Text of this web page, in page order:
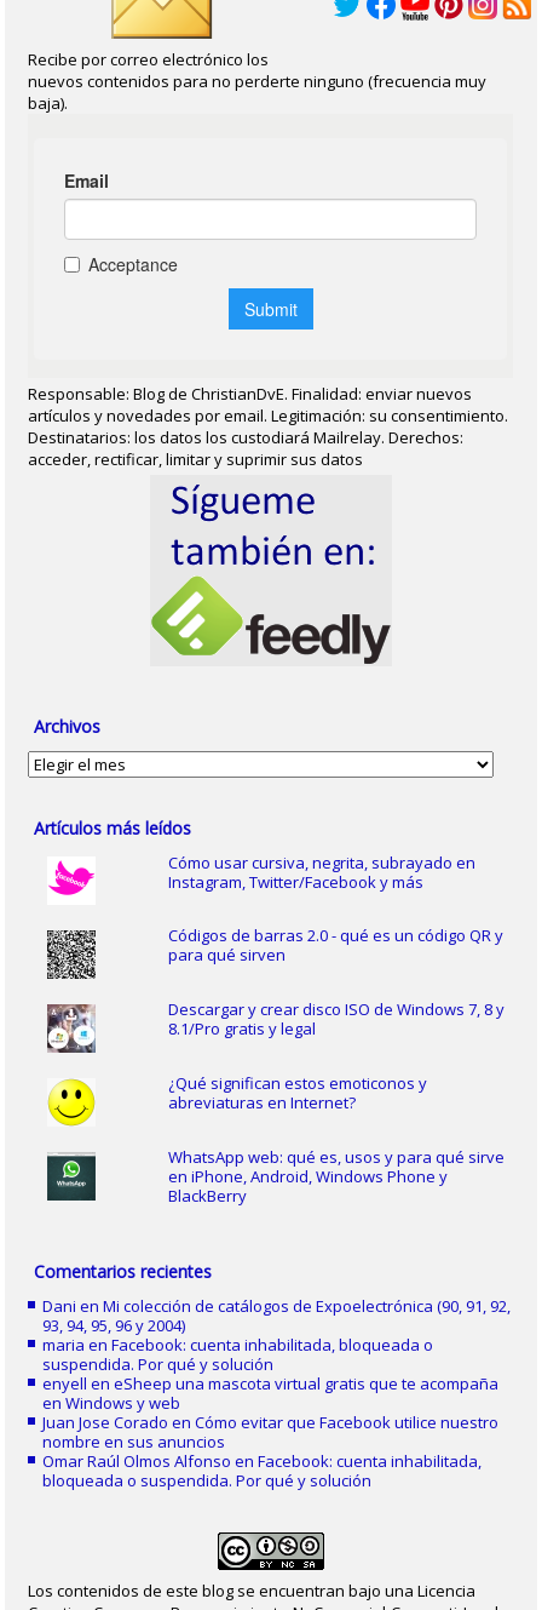
Recibe por correo electrónico los
nuevos contenidos para no perderte ninguno (frecuencia muy
baja).
Responsable: Blog de ChristianDvE. Finalidad: enviar nuevos
artículos y novedades por email. Legitimación: su consentimiento.
Destinatarios: los datos los custodiará Mailrelay. Derechos:
acceder, rectificar, limitar y suprimir sus datos
Archivos
Archivos
Artículos más leídos
Cómo usar cursiva, negrita, subrayado en
Instagram, Twitter/Facebook y más
Códigos de barras 2.0 - qué es un código QR y
para qué sirven
Descargar y crear disco ISO de Windows 7, 8 y
8.1/Pro gratis y legal
¿Qué significan estos emoticonos y
abreviaturas en Internet?
WhatsApp web: qué es, usos y para qué sirve
en iPhone, Android, Windows Phone y
BlackBerry
Comentarios recientes
Dani enMi colección de catálogos de Expoelectrónica (90, 91, 92,
93, 94, 95, 96 y 2004)
maria enFacebook: cuenta inhabilitada, bloqueada o
suspendida. Por qué y solución
enyell eneSheep una mascota virtual gratis que te acompaña
en Windows y web
Juan Jose Corado enCómo evitar que Facebook utilice nuestro
nombre en sus anuncios
Omar Raúl Olmos Alfonso enFacebook: cuenta inhabilitada,
bloqueada o suspendida. Por qué y solución
Los contenidos de este blog se encuentran bajo una Licencia